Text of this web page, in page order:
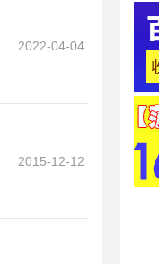
2022-04-04
2015-12-12